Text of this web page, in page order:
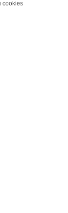
cookies